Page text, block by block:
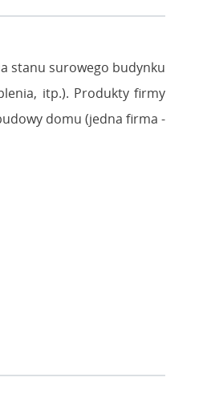
stanu surowego budynku
itp.). Produkty firmy
domu (jedna firma -